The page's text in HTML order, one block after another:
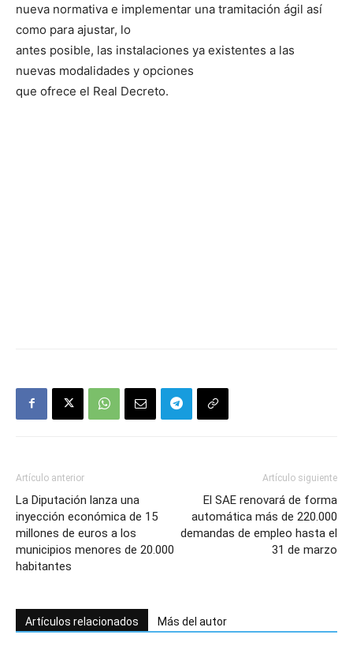
nueva normativa e implementar una tramitación ágil así
como para ajustar, lo
antes posible, las instalaciones ya existentes a las
nuevas modalidades y opciones
que ofrece el Real Decreto.
Artículo anterior
La Diputación lanza una
inyección económica de 15
millones de euros a los
municipios menores de 20.000
habitantes
Artículo siguiente
El SAE renovará de forma
automática más de 220.000
demandas de empleo hasta el
31 de marzo
Artículos relacionados Más del autor